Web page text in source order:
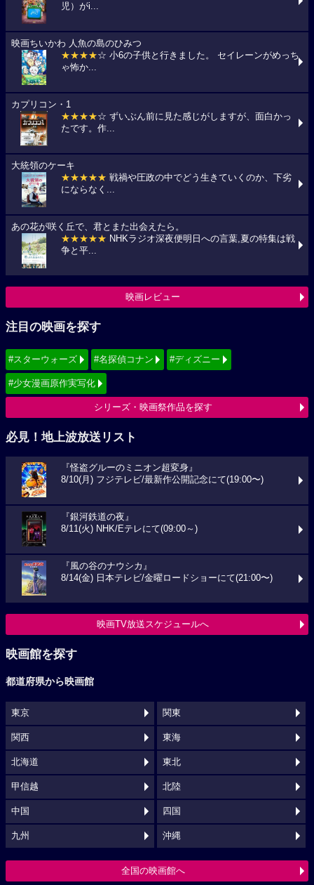
児）がi...
映画ちいかわ 人魚の島のひみつ
★★★★☆ 小6の子供と行きました。 セイレーンがめっち
ゃ怖か...
カプリコン・1
★★★★☆ ずいぶん前に見た感じがしますが、面白かっ
たです。作...
大統領のケーキ
★★★★★ 戦禍や圧政の中でどう生きていくのか、下劣
にならなく...
あの花が咲く丘で、君とまた出会えたら。
★★★★★ NHKラジオ深夜便明日への言葉,夏の特集は戦
争と平...
映画レビュー
注目の映画を探す
#スターウォーズ #名探偵コナン #ディズニー
#少女漫画原作実写化
シリーズ・映画祭作品を探す
必見！地上波放送リスト
『怪盗グルーのミニオン超変身』
8/10(月) フジテレビ/最新作公開記念にて(19:00〜)
『銀河鉄道の夜』
8/11(火) NHK/Eテレにて(09:00～)
『風の谷のナウシカ』
8/14(金) 日本テレビ/金曜ロードショーにて(21:00〜)
映画TV放送スケジュールへ
映画館を探す
都道府県から映画館
東京 関東
関西 東海
北海道 東北
甲信越 北陸
中国 四国
九州 沖縄
全国の映画館へ